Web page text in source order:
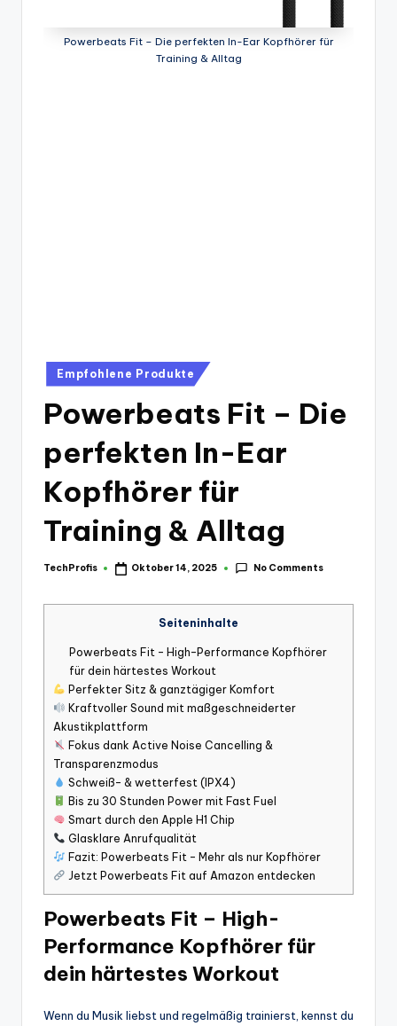
Powerbeats Fit – Die perfekten In-Ear Kopfhörer für
Training & Alltag
Posted
in
Empfohlene Produkte
Powerbeats Fit – Die
perfekten In-Ear
Kopfhörer für
Training & Alltag
Posted
TechProfis Oktober 14, 2025 No Comments
Seiteninhalte
Powerbeats Fit – High-Performance Kopfhörer
für dein härtestes Workout
Perfekter Sitz & ganztägiger Komfort
Kraftvoller Sound mit maßgeschneiderter
Akustikplattform
Fokus dank Active Noise Cancelling &
Transparenzmodus
Schweiß- & wetterfest (IPX4)
Bis zu 30 Stunden Power mit Fast Fuel
Smart durch den Apple H1 Chip
Glasklare Anrufqualität
Fazit: Powerbeats Fit – Mehr als nur Kopfhörer
Jetzt Powerbeats Fit auf Amazon entdecken
Powerbeats Fit – High-
Performance Kopfhörer für
dein härtestes Workout
Wenn du Musik liebst und regelmäßig trainierst, kennst du